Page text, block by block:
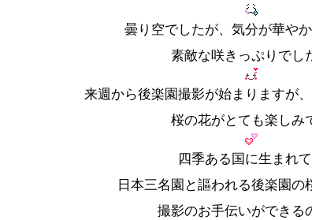
曇り空でしたが、気分が華や
素敵な咲きっぷりでし
来週から後楽園撮影が始まりますが
桜の花がとても楽しみ
四季ある国に生まれて
日本三名園と謳われる後楽園の
撮影のお手伝いができる